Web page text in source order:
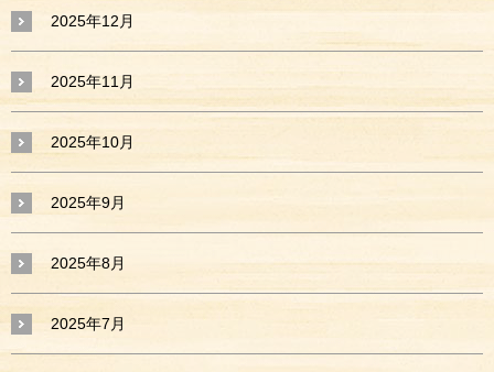
2025年12月
2025年11月
2025年10月
2025年9月
2025年8月
2025年7月